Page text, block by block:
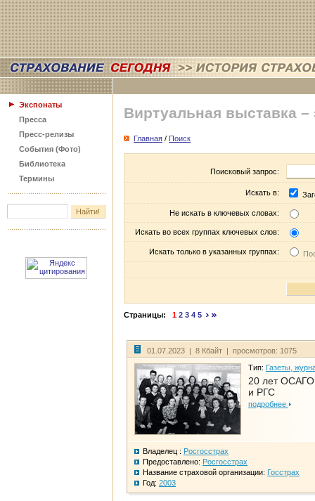
Экспонаты
Пресса
Пресс-релизы
События (Фото)
Библиотека
Термины
Виртуальная выставка –
Главная / Поиск
Поисковый запрос:
Искать в:
Не искать в ключевых словах:
Искать во всех группах ключевых слов:
Искать только в указанных группах:
Страницы: 1 2 3 4 5
01.07.2023 | 8 Кбайт | просмотров: 1075
Тип: Газеты,
20 лет
и РГС
подробнее
Владелец : Росгосстрах
Предоставлено: Росгосстрах
Название страховой организации: Госстрах
Год: 2003